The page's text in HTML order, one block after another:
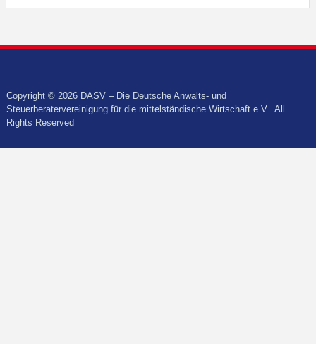
Copyright © 2026 DASV – Die Deutsche Anwalts- und
Steuerberatervereinigung für die mittelständische Wirtschaft e.V.. All
Rights Reserved